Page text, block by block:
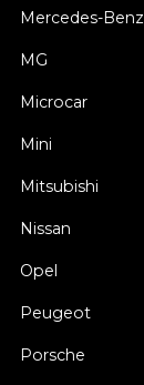
Mercedes-Benz
MG
Microcar
Mini
Mitsubishi
Nissan
Opel
Peugeot
Porsche